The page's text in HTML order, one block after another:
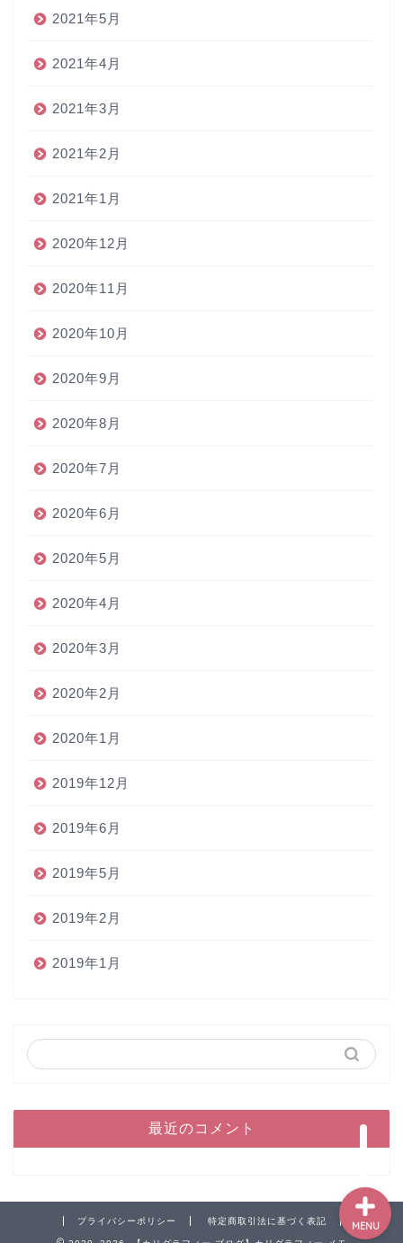
2021年5月
2021年4月
2021年3月
2021年2月
2021年1月
2020年12月
2020年11月
2020年10月
2020年9月
2020年8月
2020年7月
2020年6月
2020年5月
2020年4月
2020年3月
2020年2月
2020年1月
2019年12月
2019年6月
2019年5月
2019年2月
2019年1月
最近のコメント
プライバシーポリシー 特定商取引法に基づく表記 MENU
インク